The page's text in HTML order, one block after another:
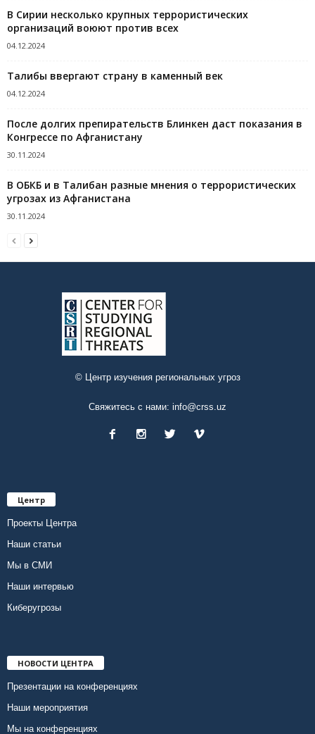
В Сирии несколько крупных террористических
организаций воюют против всех
04.12.2024
Талибы ввергают страну в каменный век
04.12.2024
После долгих препирательств Блинкен даст показания в
Конгрессе по Афганистану
30.11.2024
В ОБКБ и в Талибан разные мнения о террористических
угрозах из Афганистана
30.11.2024
© Центр изучения региональных угроз
Свяжитесь с нами: info@crss.uz
Центр
Проекты Центра
Наши статьи
Мы в СМИ
Наши интервью
Киберугрозы
НОВОСТИ ЦЕНТРА
Презентации на конференциях
Наши мероприятия
Мы на конференциях